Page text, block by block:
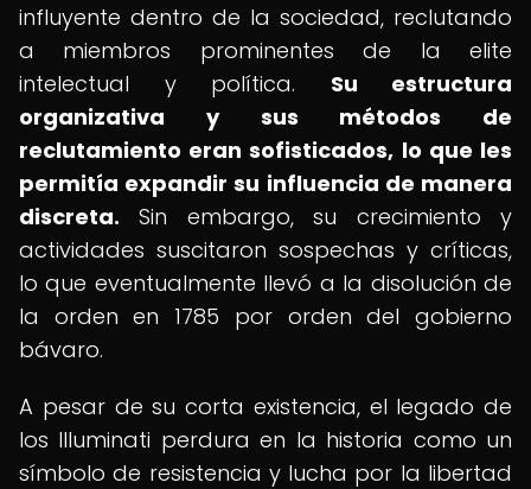
influyente dentro de la sociedad, reclutando
a miembros prominentes de la elite
intelectual y política. Su estructura
organizativa y sus métodos de
reclutamiento eran sofisticados, lo que les
permitía expandir su influencia de manera
discreta. Sin embargo, su crecimiento y
actividades suscitaron sospechas y críticas,
lo que eventualmente llevó a la disolución de
la orden en 1785 por orden del gobierno
bávaro.
A pesar de su corta existencia, el legado de
los Illuminati perdura en la historia como un
símbolo de resistencia y lucha por la libertad